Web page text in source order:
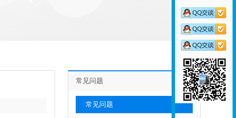
常见问题
常见问题